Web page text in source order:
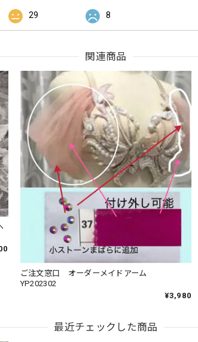
29 8
関連商品
ご注文窓口 オーダーメイドアーム
YP202302
¥3,980
最近チェックした商品